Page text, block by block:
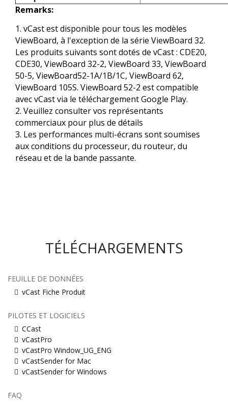
Remarks:
1. vCast est disponible pour tous les modèles
ViewBoard, à l'exception de la série ViewBoard 32.​
Les produits suivants sont dotés de vCast : CDE20,
CDE30, ViewBoard 32-2, ViewBoard 33, ViewBoard
50-5, ViewBoard52-1A/1B/1C, ViewBoard 62,
ViewBoard 105S. ViewBoard 52-2 est compatible
avec vCast via le téléchargement Google Play.
2. Veuillez consulter vos représentants
commerciaux pour plus de détails​
3. Les performances multi-écrans sont soumises
aux conditions du processeur, du routeur, du
réseau et de la bande passante.​
TÉLÉCHARGEMENTS
FEUILLE DE DONNÉES
vCast Fiche Produit
PILOTES ET LOGICIELS
CCast
vCastPro
vCastPro Window_UG_ENG
vCastSender for Mac
vCastSender for Windows
FAQ